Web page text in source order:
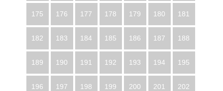
175 176 177 178 179 180 181
182 183 184 185 186 187 188
189 190 191 192 193 194 195
196 197 198 199 200 201 202